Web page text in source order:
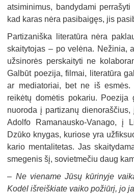
atsiminimus, bandydami
kad karas nėra pasibaigęs, jis
Partizaniška literatūra nėra
skaitytojas – po velėna. Nežinia,
užsinorės perskaityti ne
Galbūt poezija, filmai, literatūra
ar mediatoriai, bet ne iš esmės.
reikėtų domėtis pokariu.
nuoroda į partizanų
Adolfo Ramanausko-Vanago, į
Dzūko knygas, kuriose yra
kario mentalitetas. Jas
smegenis šį, sovietmečiu daug
– Ne viename Jūsų kūrinyje
Kodėl išreiškiate vaiko požiūrį, jo